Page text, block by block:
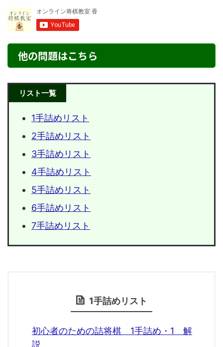
他の問題はこちら
リスト一覧
1手詰めリスト
2手詰めリスト
3手詰めリスト
4手詰めリスト
5手詰めリスト
6手詰めリスト
7手詰めリスト
1手詰めリスト
初心者のための詰将棋 1手詰め・1 解
説